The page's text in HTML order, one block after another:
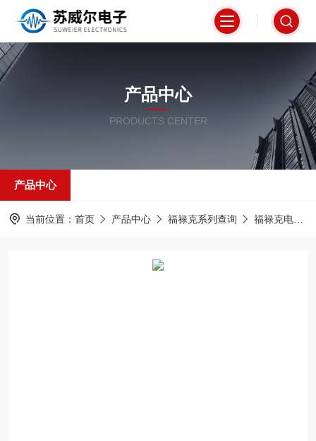
产品中心
PRODUCTS CENTER
产品中心
当前位置： 首页 产品中心 福禄克系列查询 福禄克电能分析仪